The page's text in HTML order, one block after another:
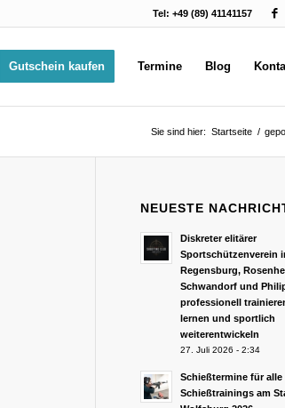
Tel: +49 (89) 41141157
Gutschein kaufen Termine Blog
Sie sind hier: Startseite /
NEUESTE
Diskreter elitärer
Sportschützenverein
Regensburg,
Schwandorf und
professionell
lernen und sportlich
weiterentwickeln
27. Juli 2026 - 2:34
Schießtermine für alle
Schießtrainings am